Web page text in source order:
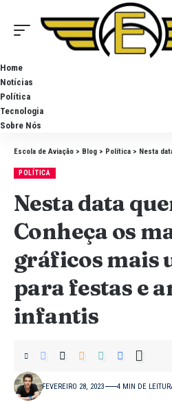
Home
Notícias
Política
Tecnologia
Sobre Nós
Escola de Aviação > Blog > Política > Nesta data querida!
POLÍTICA
Nesta data
Conheça os
gráficos mais
para festas e
infantis
FEVEREIRO 28, 2023 4 MIN DE